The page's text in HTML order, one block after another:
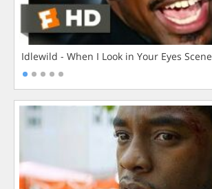
Idlewild - When I Look in Your Eyes Scene